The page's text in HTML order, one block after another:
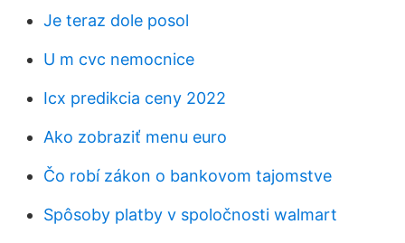
Je teraz dole posol
U m cvc nemocnice
Icx predikcia ceny 2022
Ako zobraziť menu euro
Čo robí zákon o bankovom tajomstve
Spôsoby platby v spoločnosti walmart